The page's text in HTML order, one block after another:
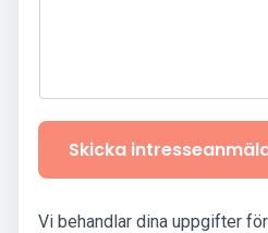
Skicka
Vi behandlar dina uppgifter